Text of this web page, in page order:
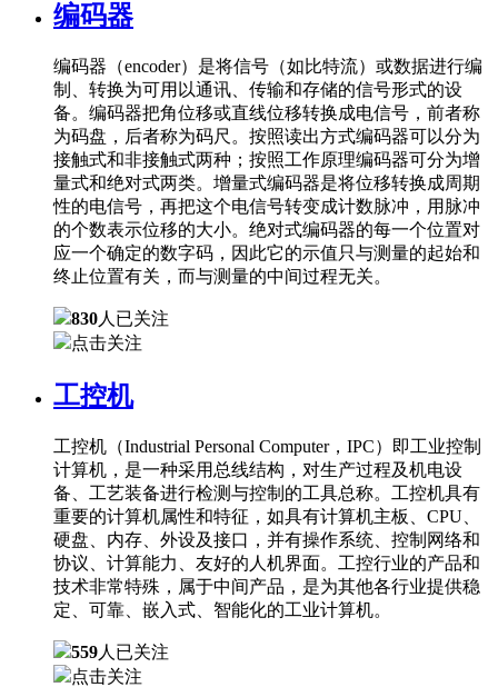
编码器
编码器（encoder）是将信号（如比特流）或数据进行编
制、转换为可用以通讯、传输和存储的信号形式的设
备。编码器把角位移或直线位移转换成电信号，前者称
为码盘，后者称为码尺。按照读出方式编码器可以分为
接触式和非接触式两种；按照工作原理编码器可分为增
量式和绝对式两类。增量式编码器是将位移转换成周期
性的电信号，再把这个电信号转变成计数脉冲，用脉冲
的个数表示位移的大小。绝对式编码器的每一个位置对
应一个确定的数字码，因此它的示值只与测量的起始和
终止位置有关，而与测量的中间过程无关。
830人已关注
点击关注
工控机
工控机（Industrial Personal Computer，IPC）即工业控制
计算机，是一种采用总线结构，对生产过程及机电设
备、工艺装备进行检测与控制的工具总称。工控机具有
重要的计算机属性和特征，如具有计算机主板、CPU、
硬盘、内存、外设及接口，并有操作系统、控制网络和
协议、计算能力、友好的人机界面。工控行业的产品和
技术非常特殊，属于中间产品，是为其他各行业提供稳
定、可靠、嵌入式、智能化的工业计算机。
559人已关注
点击关注